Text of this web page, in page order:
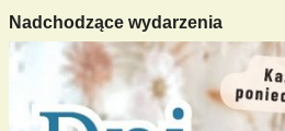
Nadchodzące wydarzenia